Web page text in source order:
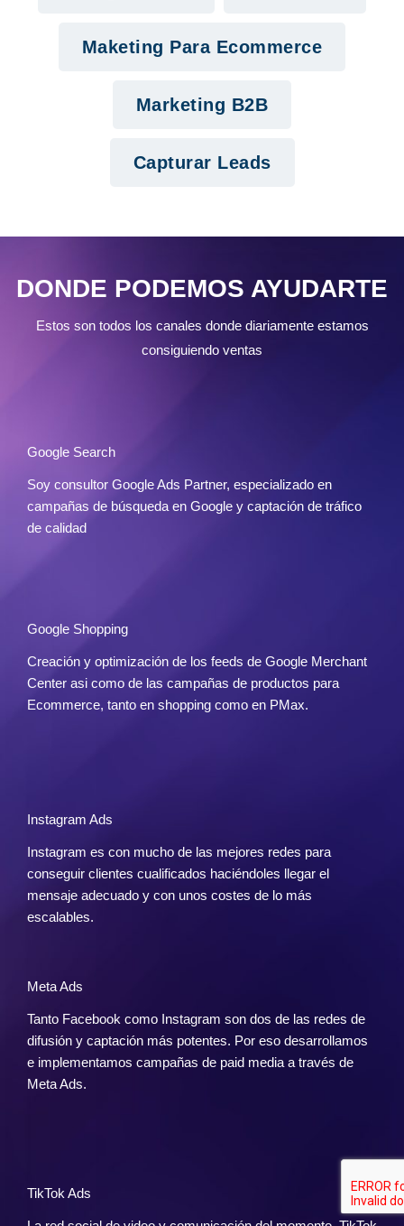
Maketing Para Ecommerce
Marketing B2B
Capturar Leads
DONDE PODEMOS AYUDARTE
Estos son todos los canales donde diariamente estamos
consiguiendo ventas
Google Search
Soy consultor Google Ads Partner, especializado en
campañas de búsqueda en Google y captación de tráfico
de calidad
Google Shopping
Creación y optimización de los feeds de Google Merchant
Center asi como de las campañas de productos para
Ecommerce, tanto en shopping como en PMax.
Instagram Ads
Instagram es con mucho de las mejores redes para
conseguir clientes cualificados haciéndoles llegar el
mensaje adecuado y con unos costes de lo más
escalables.
Meta Ads
Tanto Facebook como Instagram son dos de las redes de
difusión y captación más potentes. Por eso desarrollamos
e implementamos campañas de paid media a través de
Meta Ads.
TikTok Ads